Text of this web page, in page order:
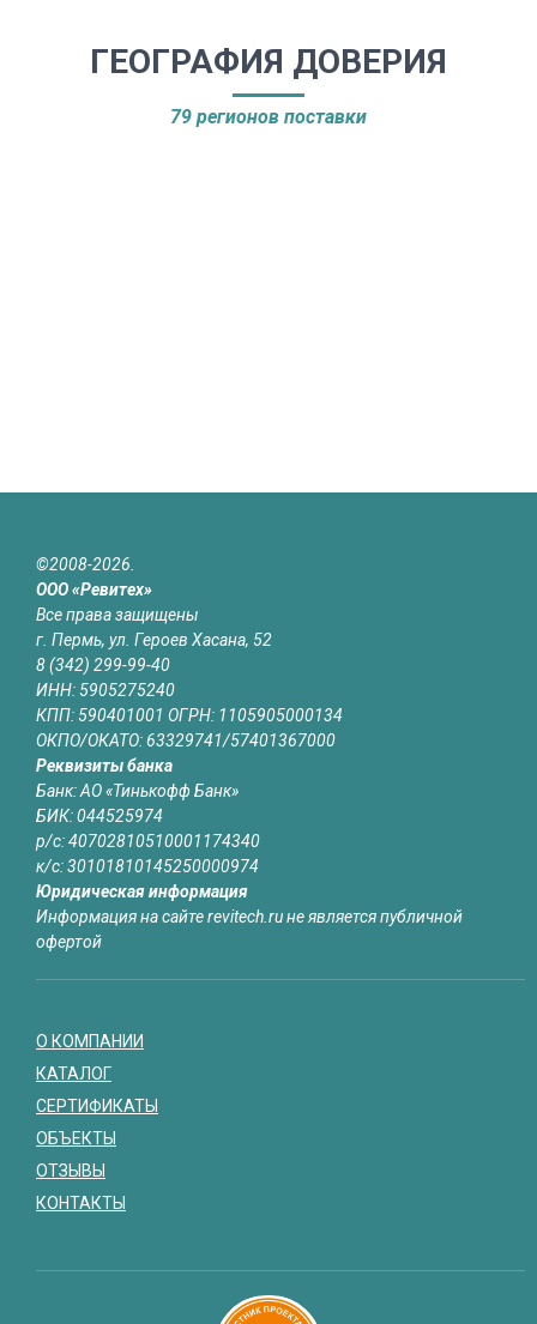
ГЕОГРАФИЯ ДОВЕРИЯ
79 регионов поставки
©2008-2026.
ООО «Ревитех»
Все права защищены
г. Пермь, ул. Героев Хасана, 52
8 (342) 299-99-40
ИНН: 5905275240
КПП: 590401001 ОГРН: 1105905000134
ОКПО/ОКАТО: 63329741/57401367000
Реквизиты банка
Банк: АО «Тинькофф Банк»
БИК: 044525974
р/с: 40702810510001174340
к/с: 30101810145250000974
Юридическая информация
Информация на сайте revitech.ru не является публичной
офертой
О КОМПАНИИ
КАТАЛОГ
СЕРТИФИКАТЫ
ОБЪЕКТЫ
ОТЗЫВЫ
КОНТАКТЫ